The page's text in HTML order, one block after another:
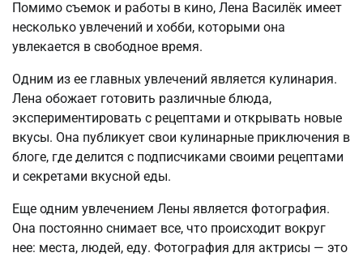
Помимо съемок и работы в кино, Лена Василёк имеет
несколько увлечений и хобби, которыми она
увлекается в свободное время.
Одним из ее главных увлечений является кулинария.
Лена обожает готовить различные блюда,
экспериментировать с рецептами и открывать новые
вкусы. Она публикует свои кулинарные приключения в
блоге, где делится с подписчиками своими рецептами
и секретами вкусной еды.
Еще одним увлечением Лены является фотография.
Она постоянно снимает все, что происходит вокруг
нее: места, людей, еду. Фотография для актрисы — это